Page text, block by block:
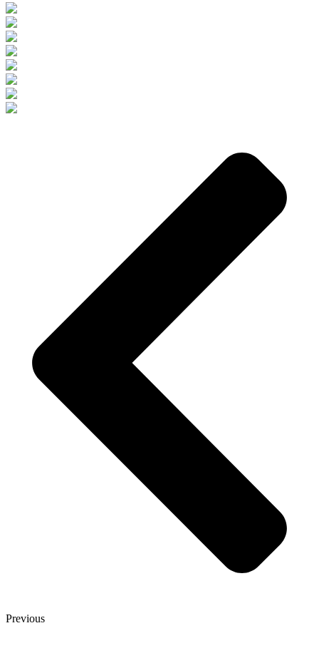
Previous